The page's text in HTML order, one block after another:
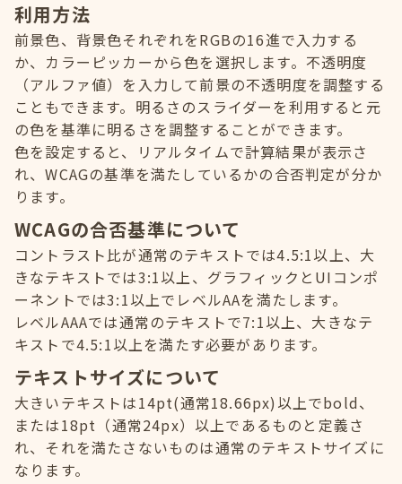
利用方法
前景色、背景色それぞれをRGBの16進で入力する
か、カラーピッカーから色を選択します。不透明度
（アルファ値）を入力して前景の不透明度を調整する
こともできます。明るさのスライダーを利用すると元
の色を基準に明るさを調整することができます。
色を設定すると、リアルタイムで計算結果が表示さ
れ、WCAGの基準を満たしているかの合否判定が分か
ります。
WCAGの合否基準について
コントラスト比が通常のテキストでは4.5:1以上、大
きなテキストでは3:1以上、グラフィックとUIコンポ
ーネントでは3:1以上でレベルAAを満たします。
レベルAAAでは通常のテキストで7:1以上、大きなテ
キストで4.5:1以上を満たす必要があります。
テキストサイズについて
大きいテキストは14pt(通常18.66px)以上でbold、
または18pt（通常24px）以上であるものと定義さ
れ、それを満たさないものは通常のテキストサイズに
なります。